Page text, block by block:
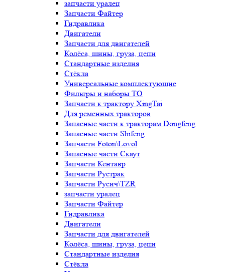
запчасти уралец
Запчасти Файтер
Гидравлика
Двигатели
Запчасти для двигателей
Колёса, шины, груза, цепи
Стандартные изделия
Стёкла
Универсальные комплектующие
Фильтры и наборы ТО
Запчасти к трактору XingTai
Для ременных тракторов
Запасные части к тракторам Dongfeng
Запасные части Shifeng
Запчасти Foton\Lovol
Запасные части Скаут
Запчасти Кентавр
Запчасти Рустрак
Запчасти Русич\TZR
запчасти уралец
Запчасти Файтер
Гидравлика
Двигатели
Запчасти для двигателей
Колёса, шины, груза, цепи
Стандартные изделия
Стёкла